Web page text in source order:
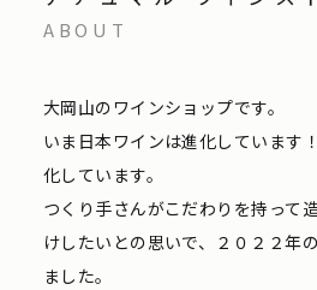
ABOUT
大岡山のワインショップです。
いま日本ワインは進化しています
化しています。
つくり手さんがこだわりを持って
けしたいとの思いで、２０２２年
ました。